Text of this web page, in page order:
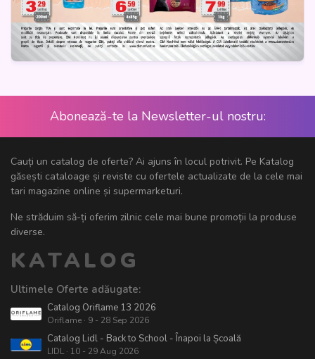
Abonează-te la Newsletter-ul nostru:
Cauți un catalog de oferte? Ai ajuns în locul potrivit. Pe Katalog
găsești cataloage și reviste cu ofertele actualizate de la cele mai
tari magazine online și supermarketuri.
Ne străduim să-ți oferim zilnic cele mai bune promoții la produse
diverse.
KATALOG
Ultimele Oferte adăugate:
Catalog Oriflame 13 2026
Oriflame · 9 - 28 Sep 2026
Catalog Lidl - Back to School - Înapoi la Școală
LIDL · 10 - 29 Aug 2026